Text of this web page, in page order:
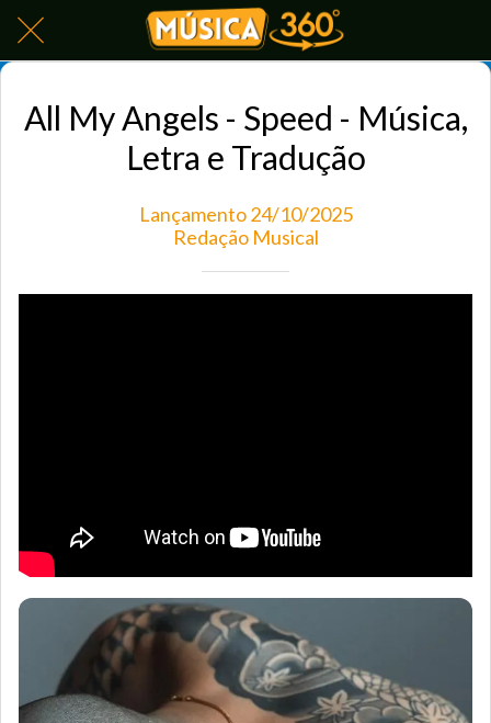
All My Angels - Speed - Música,
Letra e Tradução
Lançamento 24/10/2025
Redação Musical